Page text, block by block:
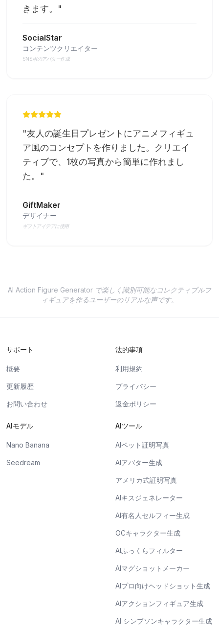
きます。
"
SocialStar
コンテンツクリエイター
SNS用のアバター作成
"友人の誕生日プレゼントにアニメフィギュ
ア風のコンセプトを作りました。クリエイ
ティブで、1枚の写真から簡単に作れまし
た。
"
GiftMaker
デザイナー
ギフトアイデアに使用
AI Action Figure Generator で楽しく識別可能なコレクティブルフ
ィギュアを作るユーザーのリアルな声です。
サポート
概要
更新履歴
お問い合わせ
法的事項
利用規約
プライバシー
返金ポリシー
AIモデル
Nano Banana
Seedream
AIツール
AIペット証明写真
AIアバター生成
アメリカ式証明写真
AIキスジェネレーター
AI有名人セルフィー生成
OCキャラクター生成
AIふっくらフィルター
AIマグショットメーカー
AIプロ向けヘッドショット生成
AIアクションフィギュア生成
AI シンプソンキャラクター生成